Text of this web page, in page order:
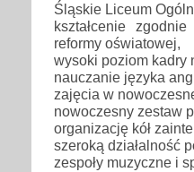
Śląskie Liceum
kształcenie
reformy oświatowej,
wysoki poziom kadry
nauczanie języka
zajęcia w
nowoczesny zestaw
organizację kół
szeroką działalność
zespoły muzyczne i